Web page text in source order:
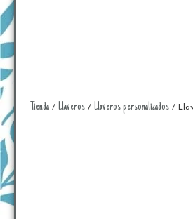
Tienda / Llaveros / Llaveros personalizados /